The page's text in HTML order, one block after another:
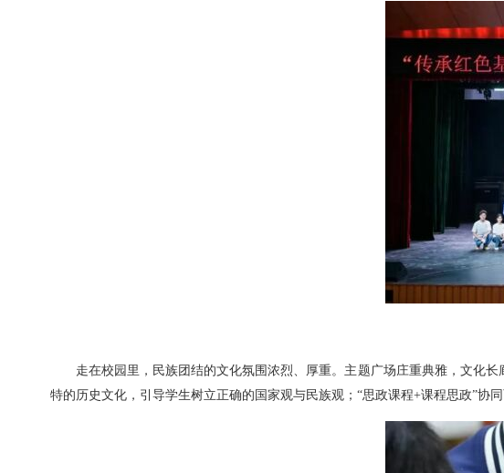
走在校园里，民族团结的文化氛围浓烈、厚重。主题广场庄重典雅，文化
特的历史文化，引导学生树立正确的国家观与民族观；“思政课程+课程思政”协